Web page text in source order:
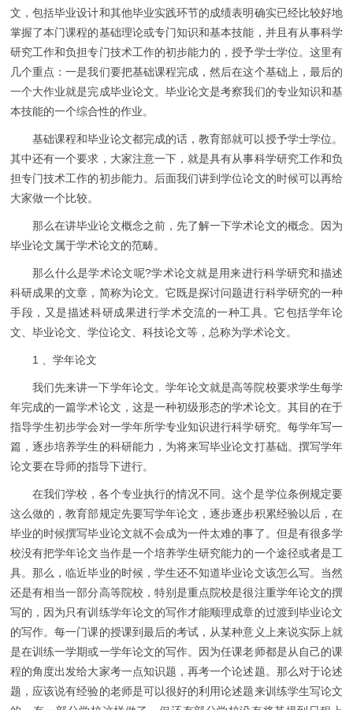
文，包括毕业设计和其他毕业实践环节的成绩表明确实已经比较好地
掌握了本门课程的基础理论或专门知识和基本技能，并且有从事科学
研究工作和负担专门技术工作的初步能力的，授予学士学位。这里有
几个重点：一是我们要把基础课程完成，然后在这个基础上，最后的
一个大作业就是完成毕业论文。毕业论文是考察我们的专业知识和基
本技能的一个综合性的作业。
基础课程和毕业论文都完成的话，教育部就可以授予学士学位。
其中还有一个要求，大家注意一下，就是具有从事科学研究工作和负
担专门技术工作的初步能力。后面我们讲到学位论文的时候可以再给
大家做一个比较。
那么在讲毕业论文概念之前，先了解一下学术论文的概念。因为
毕业论文属于学术论文的范畴。
那么什么是学术论文呢?学术论文就是用来进行科学研究和描述
科研成果的文章，简称为论文。它既是探讨问题进行科学研究的一种
手段，又是描述科研成果进行学术交流的一种工具。它包括学年论
文、毕业论文、学位论文、科技论文等，总称为学术论文。
1 、学年论文
我们先来讲一下学年论文。学年论文就是高等院校要求学生每学
年完成的一篇学术论文，这是一种初级形态的学术论文。其目的在于
指导学生初步学会对一学年所学专业知识进行科学研究。每学年写一
篇，逐步培养学生的科研能力，为将来写毕业论文打基础。撰写学年
论文要在导师的指导下进行。
在我们学校，各个专业执行的情况不同。这个是学位条例规定要
这么做的，教育部规定先要写学年论文，逐步逐步积累经验以后，在
毕业的时候撰写毕业论文就不会成为一件太难的事了。但是有很多学
校没有把学年论文当作是一个培养学生研究能力的一个途径或者是工
具。那么，临近毕业的时候，学生还不知道毕业论文该怎么写。当然
还是有相当一部分高等院校，特别是重点院校是很注重学年论文的撰
写的，因为只有训练学年论文的写作才能顺理成章的过渡到毕业论文
的写作。每一门课的授课到最后的考试，从某种意义上来说实际上就
是在训练一学期或一学年论文的写作。因为任课老师都是从自己的课
程的角度出发给大家考一点知识题，再考一个论述题。那么对于论述
题，应该说有经验的老师是可以很好的利用论述题来训练学生写论文